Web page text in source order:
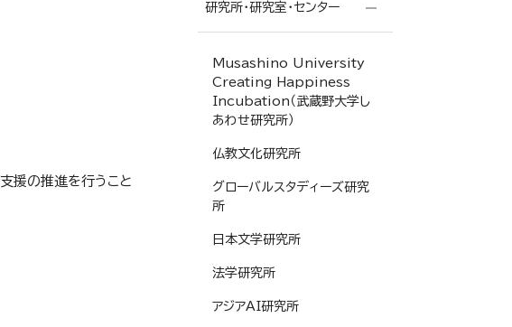
援の推進を行うこと
研究所・研究室・センター
Musashino University
Creating Happiness
Incubation（武蔵野大学し
あわせ研究所）
仏教文化研究所
グローバルスタディーズ研究
所
日本文学研究所
法学研究所
アジアAI研究所